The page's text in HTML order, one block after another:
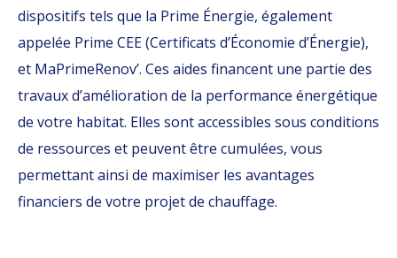
dispositifs tels que la Prime Énergie, également
appelée Prime CEE (Certificats d’Économie d’Énergie),
et MaPrimeRenov’. Ces aides financent une partie des
travaux d’amélioration de la performance énergétique
de votre habitat. Elles sont accessibles sous conditions
de ressources et peuvent être cumulées, vous
permettant ainsi de maximiser les avantages
financiers de votre projet de chauffage.